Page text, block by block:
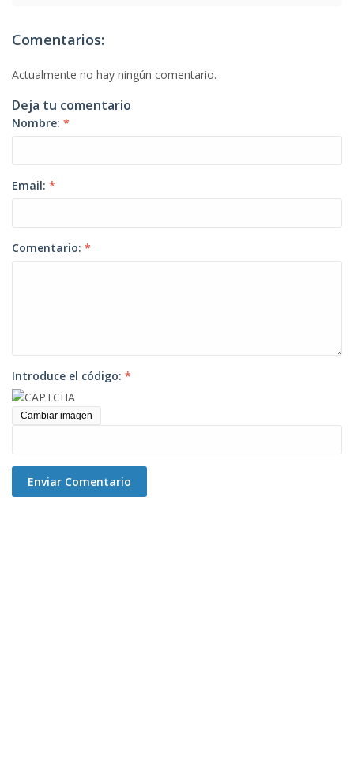
Comentarios:
Actualmente no hay ningún comentario.
Deja tu comentario
Nombre: *
Email: *
Comentario: *
Introduce el código: *
Cambiar imagen
Enviar Comentario